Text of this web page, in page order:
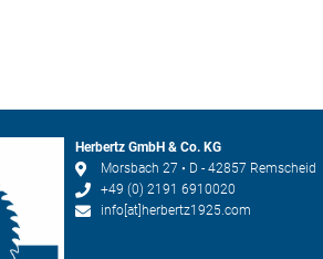
Herbertz GmbH & Co. KG
Morsbach 27 • D - 42857 Remscheid
+49 (0) 2191 6910020
info[at]herbertz1925.com